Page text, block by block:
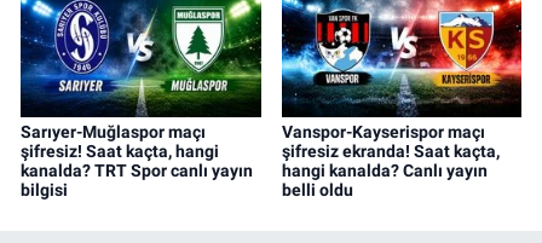
Sarıyer-Muğlaspor maçı
şifresiz! Saat kaçta, hangi
kanalda? TRT Spor canlı yayın
bilgisi
Vanspor-Kayserispor maçı
şifresiz ekranda! Saat kaçta,
hangi kanalda? Canlı yayın
belli oldu